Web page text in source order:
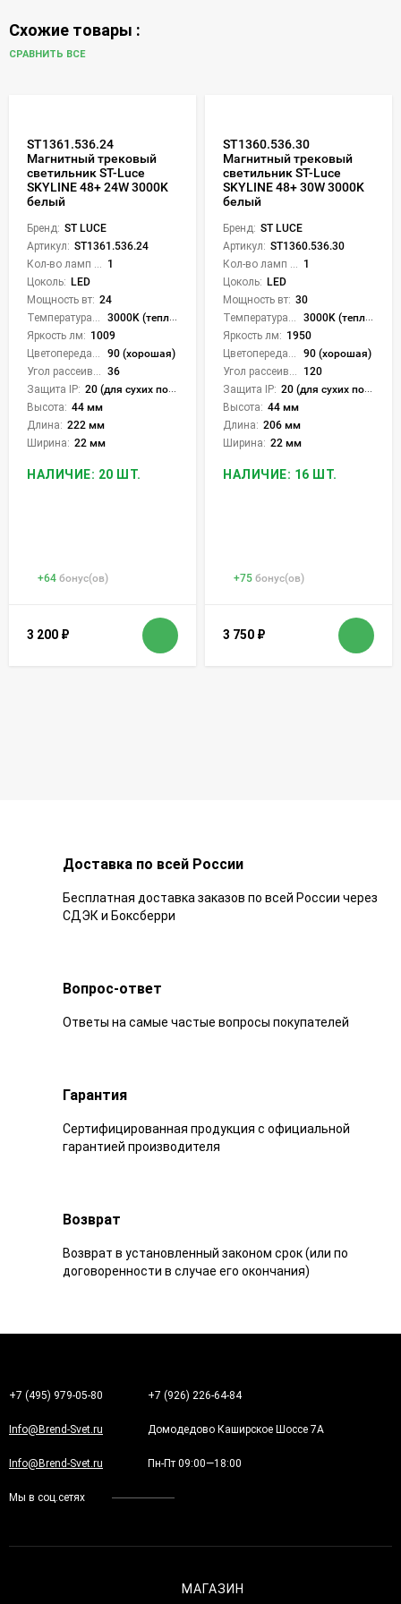
Схожие товары :
СРАВНИТЬ ВСЕ
ST1361.536.24
Магнитный трековый
светильник ST-Luce
SKYLINE 48+ 24W 3000K
белый
Бренд: ST LUCE
Артикул: ST1361.536.24
1
Цоколь: LED
Мощность вт: 24
3000K (теплый)
Яркость лм: 1009
90 (хорошая)
36
Защита IP: 20 (для сухих пом.)
Высота: 44 мм
Длина: 222 мм
Ширина: 22 мм
НАЛИЧИЕ: 20 ШТ.
+64 бонус(ов)
3 200 ₽
ST1360.536.30
Магнитный трековый
светильник ST-Luce
SKYLINE 48+ 30W 3000K
белый
Бренд: ST LUCE
Артикул: ST1360.536.30
1
Цоколь: LED
Мощность вт: 30
3000K (теплый)
Яркость лм: 1950
90 (хорошая)
120
Защита IP: 20 (для сухих пом.)
Высота: 44 мм
Длина: 206 мм
Ширина: 22 мм
НАЛИЧИЕ: 16 ШТ.
+75 бонус(ов)
3 750 ₽
Доставка по всей России
Бесплатная доставка заказов по всей России через
СДЭК и Боксберри
Вопрос-ответ
Ответы на самые частые вопросы покупателей
Гарантия
Сертифицированная продукция с официальной
гарантией производителя
Возврат
Возврат в установленный законом срок (или по
договоренности в случае его окончания)
+7 (495) 979-05-80 +7 (926) 226-64-84
Info@Brend-Svet.ru Домодедово Каширское Шоссе 7А
Info@Brend-Svet.ru Пн-Пт 09:00—18:00
Мы в соц.сетях
МАГАЗИН